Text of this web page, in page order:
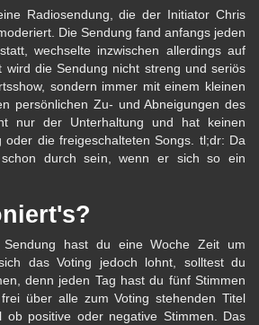
Radiosendung, die der Initiator Chris
Die Sendung fand anfangs jeden
wechselte inzwischen allerdings auf
wird die Sendung nicht streng und seriös
sondern immer mit einem kleinen
persönlichen Zu- und Abneigungen des
nur der Unterhaltung und hat keinen
oder die freigeschalteten Songs. tl;dr: Da
durch sein, wenn er sich so ein
hast du eine Woche Zeit um
das Voting jedoch lohnt, solltest du
denn jeden Tag hast du fünf Stimmen
über alle zum Voting stehenden Titel
ob positive oder negative Stimmen. Das